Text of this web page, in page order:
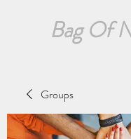
Bag Of
Groups